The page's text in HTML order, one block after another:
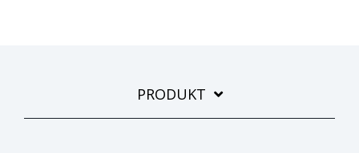
PRODUKT